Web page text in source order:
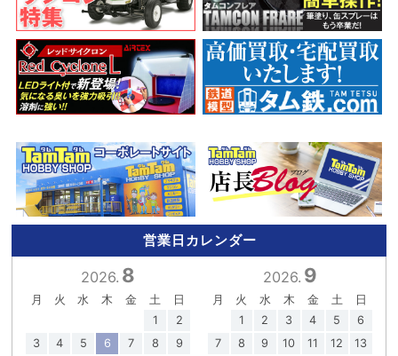
営業日カレンダー
2026. 8
月 火 水 木 金 土
日
1
2
3
4 5 6 7 8
9
2026. 9
月 火 水 木 金 土
日
1
2 3 4 5
6
7
8 9 10 11 12
13